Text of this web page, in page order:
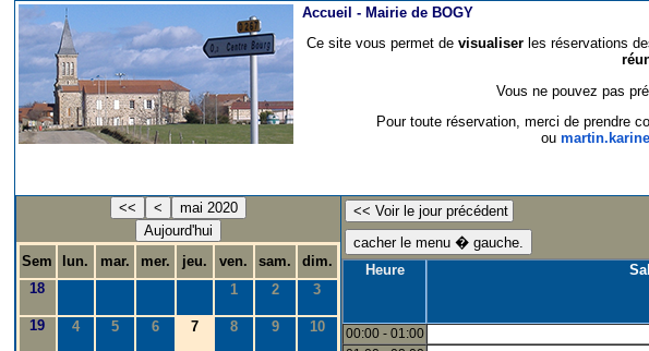
Accueil - Mairie de BOGY
Ce site vous permet devisualiser les réservations
Vous ne pouvez pas
Pour toute réservation, merci de prendre
ou
<< <
mai 2020
Aujourd'hui
Sem
lun. mar. mer. jeu. ven. sam.
dim.
18
1 2 3
19 4 5 6 7 8 9 10
Heure
00:00 - 01:00